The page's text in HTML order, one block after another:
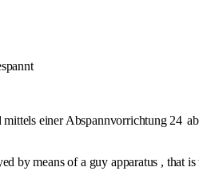
einer Abspannvorrichtung 24
by means of a guy apparatus , that